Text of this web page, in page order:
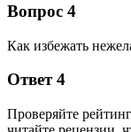
Вопрос 4
Как избежать
Ответ 4
Проверяйте